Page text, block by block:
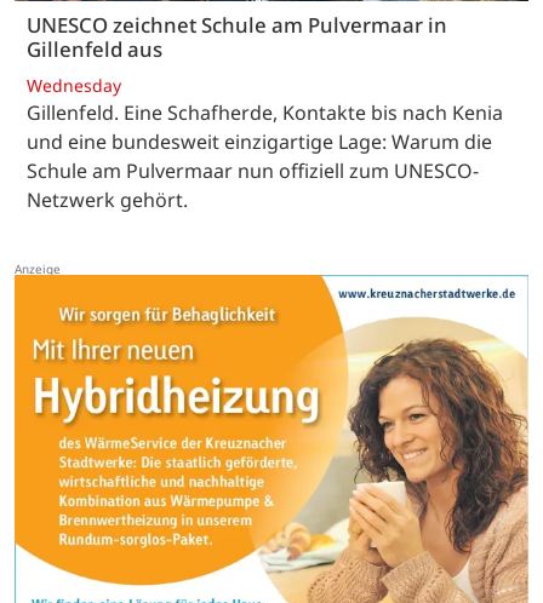
UNESCO zeichnet Schule am Pulvermaar in
Gillenfeld aus
Wednesday
Gillenfeld. Eine Schafherde, Kontakte bis nach Kenia
und eine bundesweit einzigartige Lage: Warum die
Schule am Pulvermaar nun offiziell zum UNESCO-
Netzwerk gehört.